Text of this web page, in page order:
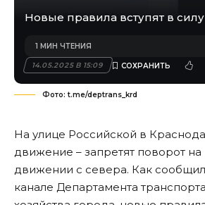
Новые правила вступят в силу
14.05.2025 В 15:09
1 МИН ЧТЕНИЯ
Фото: t.me/deptrans_krd
На улице Российской в
движение – запретят поворот
движении с севера. Как
канале Департамента